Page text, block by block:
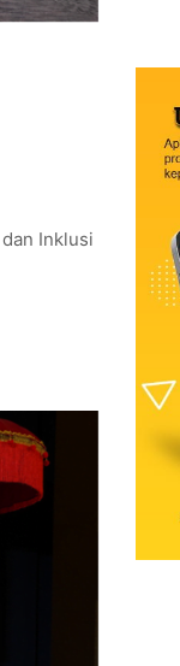
Inklusi